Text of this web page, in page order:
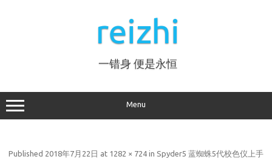
reizhi
一错身 便是永恒
Menu
Published 2018年7月22日 at 1282 × 724 in Spyder5 蓝蜘蛛5代校色仪上手